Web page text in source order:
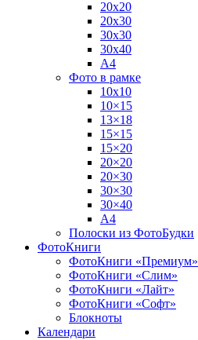
20х20
20х30
30х30
30х40
А4
Фото в рамке
10х10
10×15
13×18
15×15
15×20
20×20
20×30
30×30
30×40
A4
Полоски из ФотоБудки
ФотоКниги
ФотоКниги «Премиум»
ФотоКниги «Слим»
ФотоКниги «Лайт»
ФотоКниги «Софт»
Блокноты
Календари